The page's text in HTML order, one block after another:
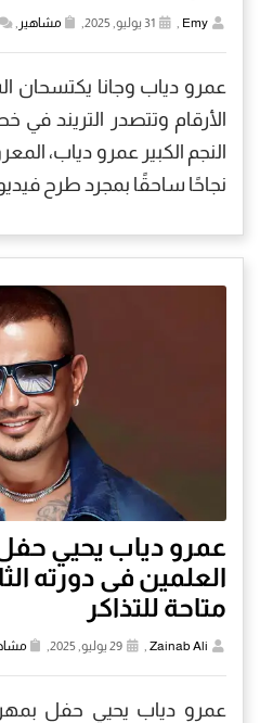
Emy
, مشاهير ,
عمرو دياب وجانا يكتسحان
الأرقام وتتصدر التريند في
النجم الكبير عمرو دياب،
نجاحًا ساحقًا بمجرد طرح
عمرو دياب يحيي
متاحة للتذاكر
Zainab Ali
,
عمرو دياب يحيي حفل